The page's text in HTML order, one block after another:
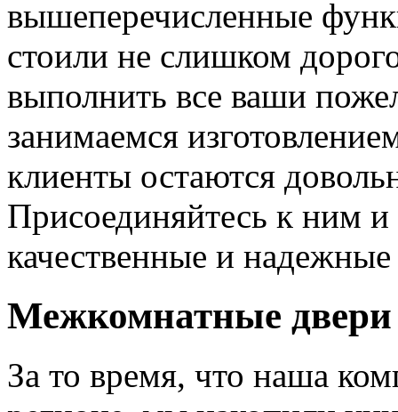
вышеперечисленные
стоили не слишком
выполнить все ваши
занимаемся
клиенты остаются
Присоединяйтесь к ним
качественные и
Межкомнатные двери
За то время, что наша